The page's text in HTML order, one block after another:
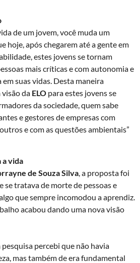
de um jovem, você muda um
hoje, após chegarem até a gente em
estes jovens se tornam
mais críticas e com autonomia e
suas vidas. Desta maneira
visão da ELO para estes jovens se
da sociedade, quem sabe
e gestores de empresas com
e com as questões ambientais”
a vida
de Souza Silva, a proposta foi
se tratava de morte de pessoas e
que sempre incomodou a aprendiz.
acabou dando uma nova visão
percebi que não havia
mas também de era fundamental